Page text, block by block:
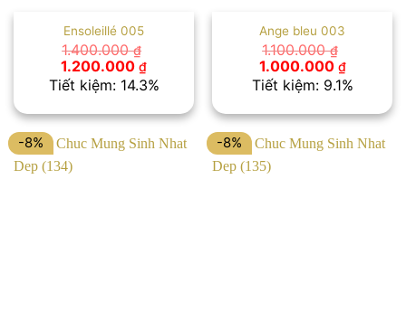
Ensoleillé 005
1.400.000₫
Giá
gốc
là:
1.200.000 ₫Giá
hiện
tại
1.200.000 ₫.
Tiết kiệm: 14.3%
Ange bleu 003
1.100.000₫
Giá
gốc
là:
1.000.000 ₫Giá
hiện
tại
Tiết kiệm: 9.1%
-8% -8%